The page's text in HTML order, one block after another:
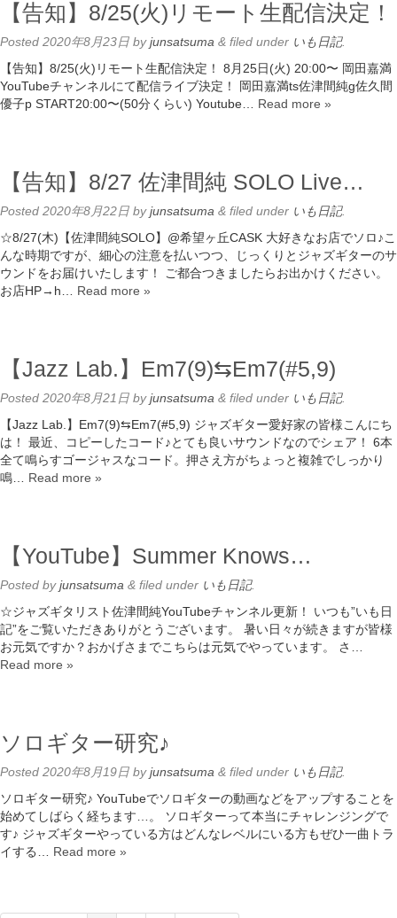
【告知】8/25(火)リモート生配信決定！
Posted 2020年8月23日 byjunsatsuma & filed under いも日記.
【告知】8/25(火)リモート生配信決定！ 8月25日(火) 20:00〜 岡田嘉満
YouTubeチャンネルにて配信ライブ決定！ 岡田嘉満ts佐津間純g佐久間
優子p START20:00〜(50分くらい) Youtube… Read more »
【告知】8/27 佐津間純 SOLO Live…
Posted 2020年8月22日 byjunsatsuma & filed under いも日記.
☆8/27(木)【佐津間純SOLO】@希望ヶ丘CASK 大好きなお店でソロ♪こ
んな時期ですが、細心の注意を払いつつ、じっくりとジャズギターのサ
ウンドをお届けいたします！ ご都合つきましたらお出かけください。
お店HP→h… Read more »
【Jazz Lab.】Em7(9)⇆Em7(#5,9)
Posted 2020年8月21日 byjunsatsuma & filed under いも日記.
【Jazz Lab.】Em7(9)⇆Em7(#5,9) ジャズギター愛好家の皆様こんにち
は！ 最近、コピーしたコード♪とても良いサウンドなのでシェア！ 6本
全て鳴らすゴージャスなコード。押さえ方がちょっと複雑でしっかり
鳴… Read more »
【YouTube】Summer Knows…
Posted byjunsatsuma & filed under いも日記.
☆ジャズギタリスト佐津間純YouTubeチャンネル更新！ いつも”いも日
記”をご覧いただきありがとうございます。 暑い日々が続きますが皆様
お元気ですか？おかげさまでこちらは元気でやっています。 さ…
Read more »
ソロギター研究♪
Posted 2020年8月19日 byjunsatsuma & filed under いも日記.
ソロギター研究♪ YouTubeでソロギターの動画などをアップすることを
始めてしばらく経ちます…。 ソロギターって本当にチャレンジングで
す♪ ジャズギターやっている方はどんなレベルにいる方もぜひ一曲トラ
イする… Read more »